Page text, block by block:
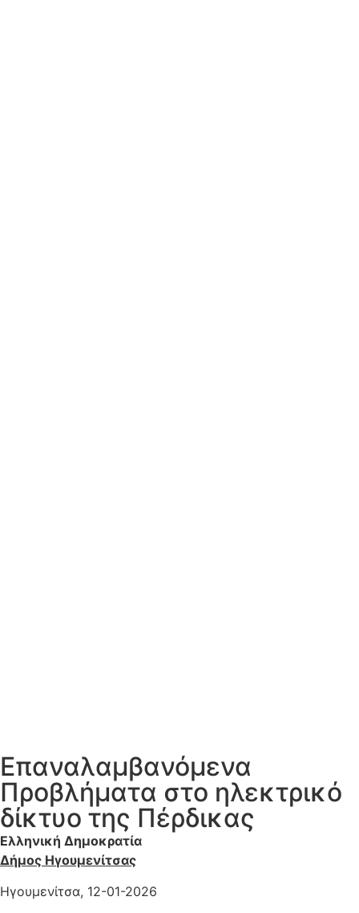
Επαναλαμβανόμενα
Προβλήματα στο ηλεκτρικό
δίκτυο της Πέρδικας
Ελληνική Δημοκρατία
Δήμος Ηγουμενίτσας
Ηγουμενίτσα, 12-01-2026